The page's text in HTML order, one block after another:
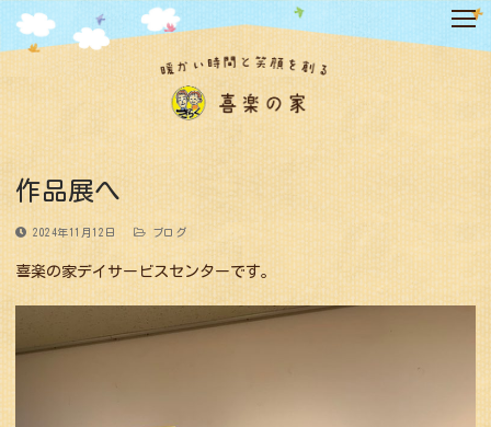
テ
ン
ツ
へ
ス
キ
ッ
プ
作品展へ
2024年11月12日 ブログ
喜楽の家デイサービスセンターです。